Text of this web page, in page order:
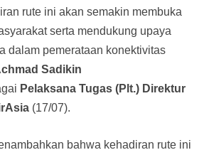
rute ini akan semakin membuka
serta mendukung upaya
dalam pemerataan konektivitas
Sadikin
Pelaksana Tugas (Plt.) Direktur
(17/07).
bahwa kehadiran rute ini